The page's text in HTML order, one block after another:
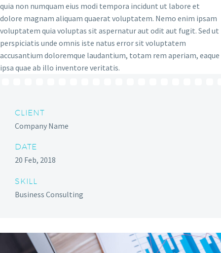
quia non numquam eius modi tempora incidunt ut labore et
dolore magnam aliquam quaerat voluptatem. Nemo enim ipsam
voluptatem quia voluptas sit aspernatur aut odit aut fugit. Sed ut
perspiciatis unde omnis iste natus error sit voluptatem
accusantium doloremque laudantium, totam rem aperiam, eaque
ipsa quae ab illo inventore veritatis.
CLIENT
Company Name
DATE
20 Feb, 2018
SKILL
Business Consulting